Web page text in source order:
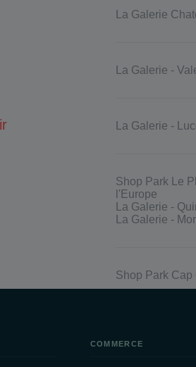
La Galerie
La Galerie -
La Galerie -
Shop Park Le
l'Europe
La Galerie -
La Galerie -
Shop Park Cap
COMMERCE